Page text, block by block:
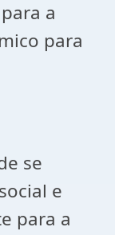
a
para
se
e
para a